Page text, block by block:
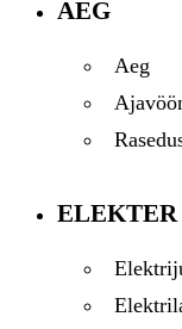
AEG
Aeg
ELEKTER